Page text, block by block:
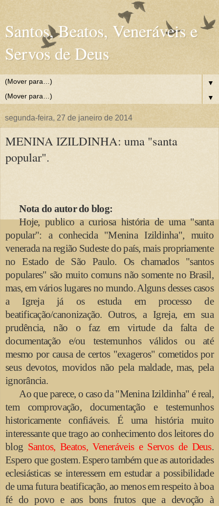
Santos, Beatos, Veneráveis e
Servos de Deus
▼
▼
segunda-feira, 27 de janeiro de 2014
MENINA IZILDINHA: uma "santa
popular".
Nota do autor do blog:
Hoje, publico a curiosa história de uma "santa
popular": a conhecida "Menina Izildinha", muito
venerada na região Sudeste do país, mais propriamente
no Estado de São Paulo. Os chamados "santos
populares" são muito comuns não somente no Brasil,
mas, em vários lugares no mundo. Alguns desses casos
a Igreja já os estuda em processo de
beatificação/canonização. Outros, a Igreja, em sua
prudência, não o faz em virtude da falta de
documentação e/ou testemunhos válidos ou até
mesmo por causa de certos "exageros" cometidos por
seus devotos, movidos não pela maldade, mas, pela
ignorância.
Ao que parece, o caso da "Menina Izildinha" é real,
tem comprovação, documentação e testemunhos
historicamente confiáveis. É uma história muito
interessante que trago ao conhecimento dos leitores do
blog Santos, Beatos, Veneráveis e Servos de Deus.
Espero que gostem. Espero também que as autoridades
eclesiásticas se interessem em estudar a possibilidade
de uma futura beatificação, ao menos em respeito à boa
fé do povo e aos bons frutos que a devoção à